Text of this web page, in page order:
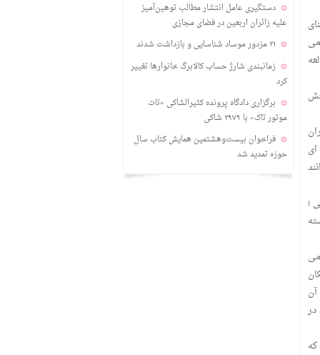
؛
دستگیری عامل انتشار مطالب توهین‌آمیز
علیه زائران اربعین در فضای مجازی
۲۱ مزدور موساد شناسایی و بازداشت شدند
زمانبندی‌ شارژ حساب کالابرگ خانوارها تغییر
کرد
برگزاری دادگاه پرونده کثیرالشاکی «تات
موتور تاک» با ۲۹۷۹ شاکی
فراخوان بیست‌وهشتمین همایش کتاب سال
حوزه تمدید شد